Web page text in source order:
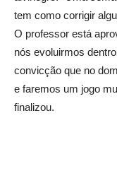
tem como corrigir
O professor está
nós evoluirmos
convicção que no
e faremos um jogo
finalizou.